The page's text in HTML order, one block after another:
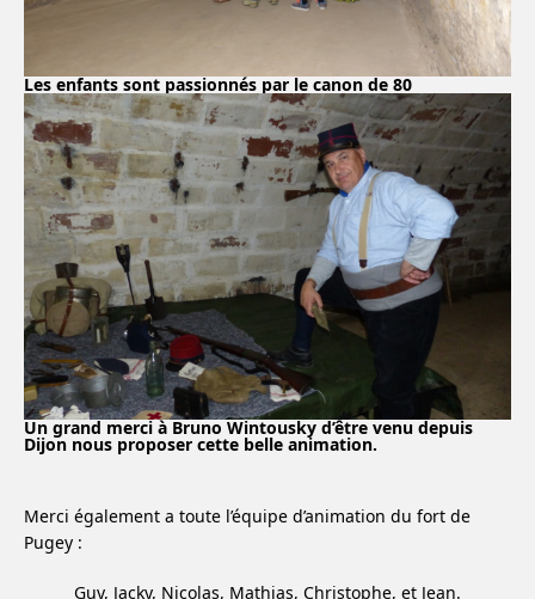
Les enfants sont passionnés par le canon de 80
Un grand merci à Bruno Wintousky d’être venu depuis
Dijon nous proposer cette belle animation.
Merci également a toute l’équipe d’animation du fort de
Pugey :
Guy, Jacky, Nicolas, Mathias, Christophe, et Jean.